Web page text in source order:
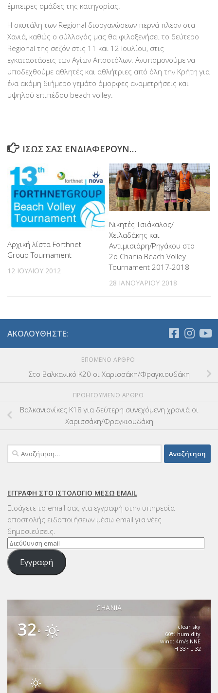
έμπειρες ομάδες της κατηγορίας.
Η σκυτάλη των Regional διοργανώσεων περνά πλέον στα
Χανιά, καθώς ο σύλλογός μας θα φιλοξενήσει το δεύτερο
Regional της σεζόν στις 11 και 12 Ιουλίου, στις
εγκαταστάσεις των Αγίων Αποστόλων. Ανυπομονούμε να
υποδεχθούμε αθλητές και αθλήτριες από όλη την Κρήτη για
ένα ακόμη διήμερο γεμάτο όμορφες αναμετρήσεις και
υψηλού επιπέδου beach volley.
ΊΣΩΣ ΣΑΣ ΕΝΔΙΑΦΈΡΟΥΝ…
Αρχική λίστα Forthnet
Group Tournament
12 ΙΟΥΛΊΟΥ 2012
Νικητές Τσιάκαλος/
Χειλαδάκης και
Αντιμισιάρη/Ρηγάκου στο
2ο Chania Beach Volley
Tournament 2017-2018
28 ΙΑΝΟΥΑΡΊΟΥ 2018
ΑΚΟΛΟΥΘΉΣΤΕ:
ΕΠΌΜΕΝΟ ΆΡΘΡΟ
Στο Βαλκανικό Κ20 οι Χαρισσάκη/Φραγκιουδάκη
ΠΡΟΗΓΟΎΜΕΝΟ ΆΡΘΡΟ
Βαλκανιονίκες Κ18 για δεύτερη συνεχόμενη χρονιά οι
Χαρισσάκη/Φραγκιουδάκη
Αναζήτηση
για:
ΕΓΓΡΑΦΉ ΣΤΟ ΙΣΤΟΛΌΓΙΟ ΜΈΣΩ EMAIL
Εισάγετε το email σας για εγγραφή στην υπηρεσία
αποστολής ειδοποιήσεων μέσω email για νέες
δημοσιεύσεις.
Διεύθυνση
email
Εγγραφή
CHANIA
32°
clear sky
60% humidity
wind: 4m/s NNE
H 33 • L 32